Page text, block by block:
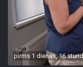
pirms 1 dienas, 16